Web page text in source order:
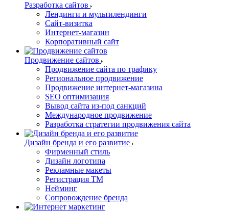
Разработка сайтов
Лендинги и мультилендинги
Сайт-визитка
Интернет-магазин
Корпоративный сайт
Продвижение сайтов
Продвижение сайта по трафику
Региональное продвижение
Продвижение интернет-магазина
SEO оптимизация
Вывод сайта из-под санкций
Международное продвижение
Разработка стратегии продвижения сайта
Дизайн бренда и его развитие
Фирменный стиль
Дизайн логотипа
Рекламные макеты
Регистрация ТМ
Нейминг
Сопровождение бренда